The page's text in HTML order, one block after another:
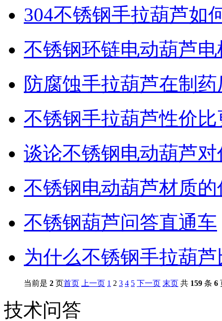
304不锈钢手拉葫芦如
不锈钢环链电动葫芦
防腐蚀手拉葫芦在制
不锈钢手拉葫芦性价比
谈论不锈钢电动葫芦
不锈钢电动葫芦材质的
不锈钢葫芦问答直通车
为什么不锈钢手拉葫
当前是 2 页首页 上一页 1 2 3 4 5 下一页 末页 共 159 条 6
技术问答